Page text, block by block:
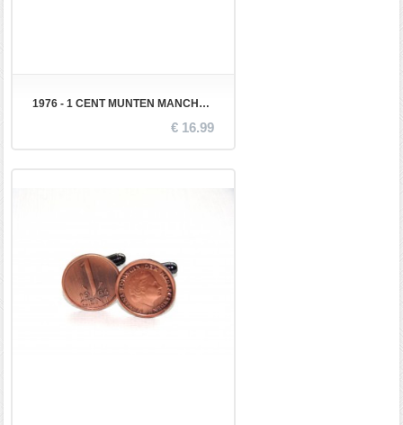
1976 - 1 CENT MUNTEN MANCHETKNOPEN
€ 16.99